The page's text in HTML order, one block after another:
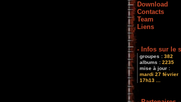
Download
Contacts
Team
Liens
- Infos sur le
groupes : 382
albums : 2235
mise à jour :
mardi 27 février
17h13 ...